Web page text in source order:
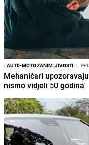
/AUTO-MOTO ZANIMLJIVOSTI I
Mehaničari
nismo vidjeli 50 godina'